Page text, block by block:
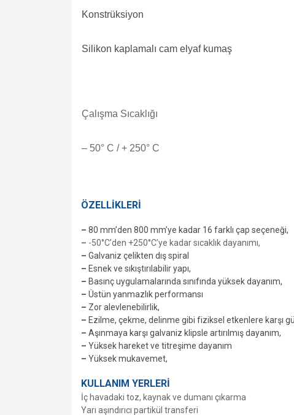
Konstrüksiyon
Silikon kaplamalı cam elyaf kumaş
Çalışma Sıcaklığı
– 50° C / + 250° C
ÖZELLİKLERİ
– 80 mm’den 800 mm’ye kadar 16 farklı çap seçeneği,
– -50°C’den +250°C’ye kadar sıcaklık dayanımı,
– Galvaniz çelikten dış spiral
– Esnek ve sıkıştırılabilir yapı,
– Basınç uygulamalarında sınıfında yüksek dayanım,
– Üstün yanmazlık performansı
– Zor alevlenebilirlik,
– Ezilme, çekme, delinme gibi fiziksel etkenlere karşı
– Aşınmaya karşı galvaniz klipsle artırılmış dayanım,
– Yüksek hareket ve titreşime dayanım
– Yüksek mukavemet,
KULLANIM YERLERİ
İç havadaki toz, kaynak ve dumanı çıkarma
Yarı aşındırıcı partikül transferi